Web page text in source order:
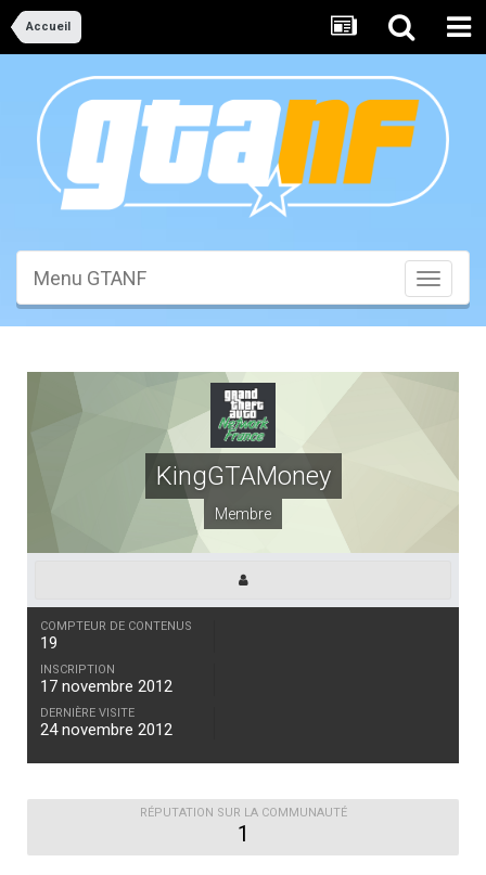
Accueil
Toggle
Menu GTANF
KingGTAMoney
Membre
COMPTEUR DE CONTENUS
19
INSCRIPTION
17 novembre 2012
DERNIÈRE VISITE
24 novembre 2012
RÉPUTATION SUR LA COMMUNAUTÉ
1